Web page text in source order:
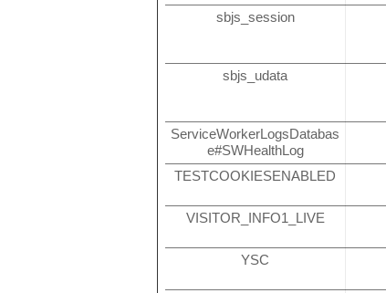
sbjs_session
sbjs_udata
ServiceWorkerLogsDatabas
e#SWHealthLog
TESTCOOKIESENABLED
VISITOR_INFO1_LIVE
YSC